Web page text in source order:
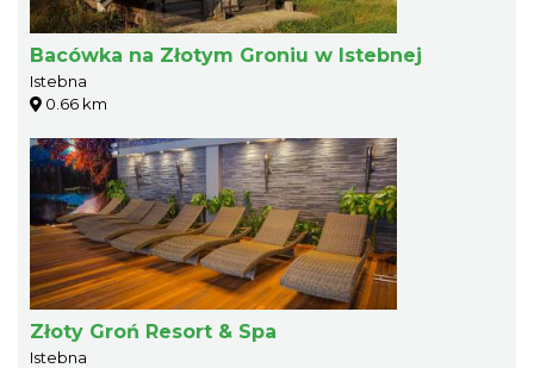
Bacówka na Złotym Groniu w Istebnej
Istebna
0.66 km
Złoty Groń Resort & Spa
Istebna